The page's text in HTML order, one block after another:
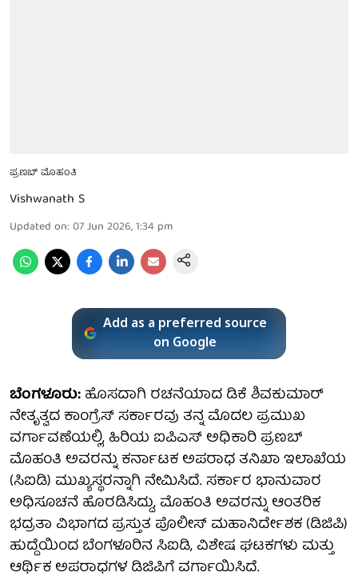
ಪ್ರಣಬ್ ಮೊಹಂತಿ
Vishwanath S
Updated on: 07 Jun 2026, 1:34 pm
Add as a preferred source
on Google
ಬೆಂಗಳೂರು:ಹೊಸದಾಗಿ ರಚನೆಯಾದ ಡಿಕೆ ಶಿವಕುಮಾರ್
ನೇತೃತ್ವದ ಕಾಂಗ್ರೆಸ್ ಸರ್ಕಾರವು ತನ್ನ ಮೊದಲ ಪ್ರಮುಖ
ವರ್ಗಾವಣೆಯಲ್ಲಿ, ಹಿರಿಯ ಐಪಿಎಸ್ ಅಧಿಕಾರಿ ಪ್ರಣಬ್
ಮೊಹಂತಿ ಅವರನ್ನು ಕರ್ನಾಟಕ ಅಪರಾಧ ತನಿಖಾ ಇಲಾಖೆಯ
(ಸಿಐಡಿ) ಮುಖ್ಯಸ್ಥರನ್ನಾಗಿ ನೇಮಿಸಿದೆ. ಸರ್ಕಾರ ಭಾನುವಾರ
ಅಧಿಸೂಚನೆ ಹೊರಡಿಸಿದ್ದು, ಮೊಹಂತಿ ಅವರನ್ನು ಆಂತರಿಕ
ಭದ್ರತಾ ವಿಭಾಗದ ಪ್ರಸ್ತುತ ಪೊಲೀಸ್ ಮಹಾನಿರ್ದೇಶಕ (ಡಿಜಿಪಿ)
ಹುದ್ದೆಯಿಂದ ಬೆಂಗಳೂರಿನ ಸಿಐಡಿ, ವಿಶೇಷ ಘಟಕಗಳು ಮತ್ತು
ಆರ್ಥಿಕ ಅಪರಾಧಗಳ ಡಿಜಿಪಿಗೆ ವರ್ಗಾಯಿಸಿದೆ.